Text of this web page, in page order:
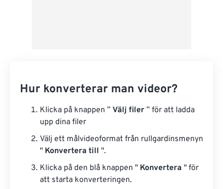
Hur konverterar man videor?
Klicka på knappen ” Välj filer ” för att ladda
upp dina filer
Välj ett målvideoformat från rullgardinsmenyn
" Konvertera till ".
Klicka på den blå knappen " Konvertera " för
att starta konverteringen.